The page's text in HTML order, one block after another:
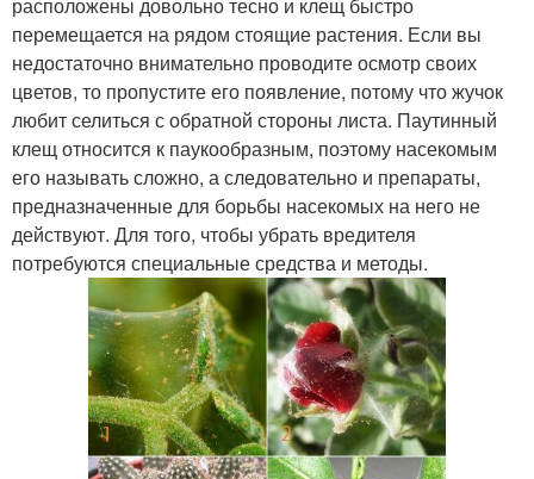
перемещается на рядом стоящие растения. Если вы
недостаточно внимательно проводите осмотр своих
цветов, то пропустите его появление, потому что жучок
любит селиться с обратной стороны листа. Паутинный
клещ относится к паукообразным, поэтому насекомым
его называть сложно, а следовательно и препараты,
предназначенные для борьбы насекомых на него не
действуют. Для того, чтобы убрать вредителя
потребуются специальные средства и методы.